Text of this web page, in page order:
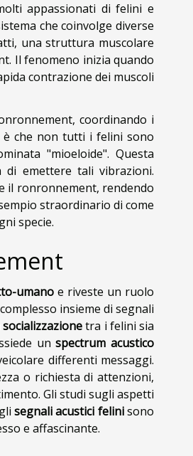
appassionati di felini e
che coinvolge diverse
una struttura muscolare
Il fenomeno inizia quando
contrazione dei muscoli
coordinando i
è che non tutti i felini sono
"mioeloide". Questa
emettere tali vibrazioni.
il ronronnement, rendendo
straordinario di come
specie.
umano e riveste un ruolo
insieme di segnali
socializzazionetra i felini sia
unspectrum acustico
differenti messaggi.
o richiesta di attenzioni,
Gli studi sugli aspetti
segnali acustici felinisono
e affascinante.